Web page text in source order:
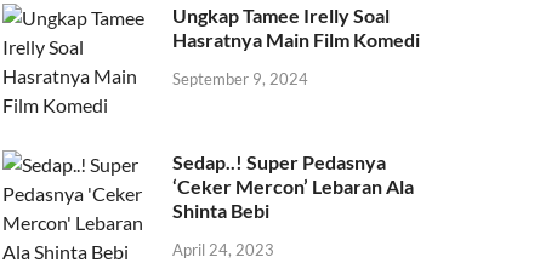
Ungkap Tamee Irelly Soal
Hasratnya Main Film Komedi
September 9, 2024
Sedap..! Super Pedasnya
‘Ceker Mercon’ Lebaran Ala
Shinta Bebi
April 24, 2023